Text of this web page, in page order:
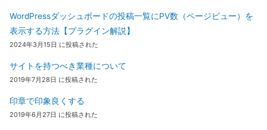
WordPressダッシュボードの投稿一覧にPV数（ページビュー）を
表示する方法【プラグイン解説】
2024年3月15日 に投稿された
サイトを持つべき業種について
2019年7月28日 に投稿された
印章で印象良くする
2019年6月27日 に投稿された